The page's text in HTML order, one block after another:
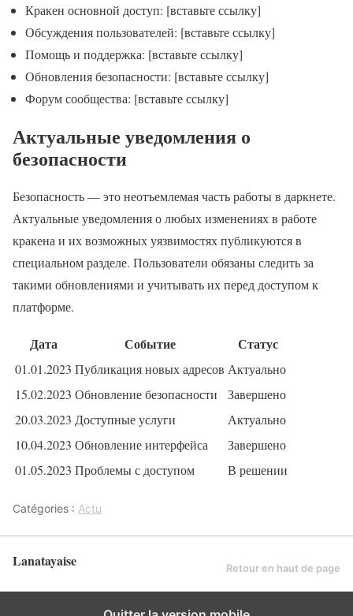
Кракен основной доступ: [вставьте ссылку]
Обсуждения пользователей: [вставьте ссылку]
Помощь и поддержка: [вставьте ссылку]
Обновления безопасности: [вставьте ссылку]
Форум сообщества: [вставьте ссылку]
Актуальные уведомления о
безопасности
Безопасность — это неотъемлемая часть работы в даркнете.
Актуальные уведомления о любых изменениях в работе
кракена и их возможных уязвимостях публикуются в
специальном разделе. Пользователи обязаны следить за
такими обновлениями и учитывать их перед доступом к
платформе.
Дата Событие Статус
01.01.2023 Публикация новых адресов Актуально
15.02.2023 Обновление безопасности
Завершено
20.03.2023 Доступные услуги
Актуально
10.04.2023 Обновление интерфейса
Завершено
01.05.2023 Проблемы с доступом В решении
Catégories : Actu
Lanatayaise Retour en haut de page